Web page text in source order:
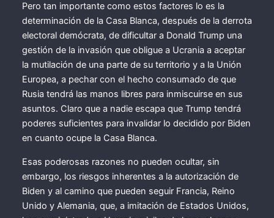
Pero tan importante como estos factores lo es la
determinación de la Casa Blanca, después de la derrota
electoral demócrata, de dificultar a Donald Trump una
gestión de la invasión que obligue a Ucrania a aceptar
la mutilación de una parte de su territorio y a la Unión
Europea, a pechar con el hecho consumado de que
Rusia tendrá las manos libres para inmiscuirse en sus
asuntos. Claro que a nadie escapa que Trump tendrá
poderes suficientes para invalidar lo decidido por Biden
en cuanto ocupe la Casa Blanca.
Esas poderosas razones no pueden ocultar, sin
embargo, los riesgos inherentes a la autorización de
Biden y al camino que pueden seguir Francia, Reino
Unido y Alemania, que, a imitación de Estados Unidos,